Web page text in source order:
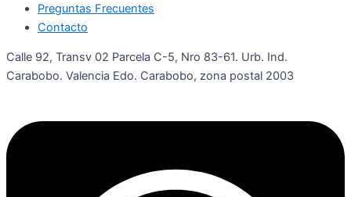
Preguntas Frecuentes
Contacto
Calle 92, Transv 02 Parcela C-5, Nro 83-61. Urb. Ind.
Carabobo. Valencia Edo. Carabobo, zona postal 2003